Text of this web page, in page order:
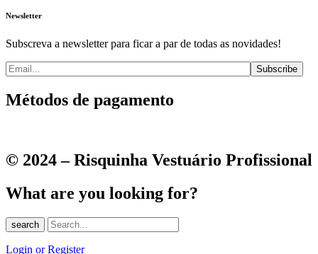
Newsletter
Subscreva a newsletter para ficar a par de todas as novidades!
Métodos de pagamento
© 2024 – Risquinha Vestuário Profissional
What are you looking for?
search
Login or Register